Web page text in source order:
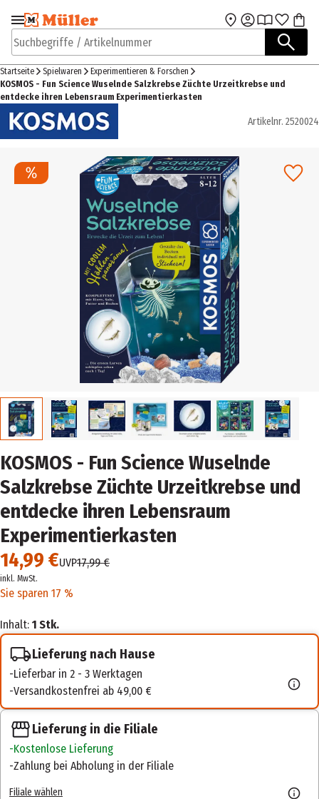
Zur Navigation
springen
Zum Hauptinhalt
Suchbegriffe / Artikelnummer
Startseite Spielwaren
Experimentieren & Forschen
KOSMOS - Fun Science Wuselnde Salzkrebse Züchte Urzeitkrebse und
entdecke ihren Lebensraum Experimentierkasten
Artikelnr. 2520024
KOSMOS - Fun Science Wuselnde
Salzkrebse Züchte Urzeitkrebse und
entdecke ihren Lebensraum
Experimentierkasten
14,99 €UVP17,99 €
inkl. MwSt.
Sie sparen 17 %
Inhalt: 1 Stk.
Lieferung nach Hause
Lieferbar in 2 - 3 Werktagen
Versandkostenfrei ab 49,00 €
Lieferung in die Filiale
Kostenlose Lieferung
Zahlung bei Abholung in der Filiale
Filiale wählen